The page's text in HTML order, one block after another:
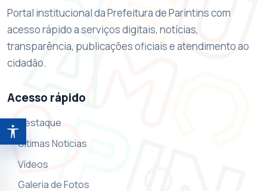
Abrir ferramentas de acessibilidade
Portal institucional da Prefeitura de Parintins com
acesso rápido a serviços digitais, notícias,
transparência, publicações oficiais e atendimento ao
cidadão.
Acesso rápido
Destaque
Ultimas Noticias
Vídeos
Galeria de Fotos